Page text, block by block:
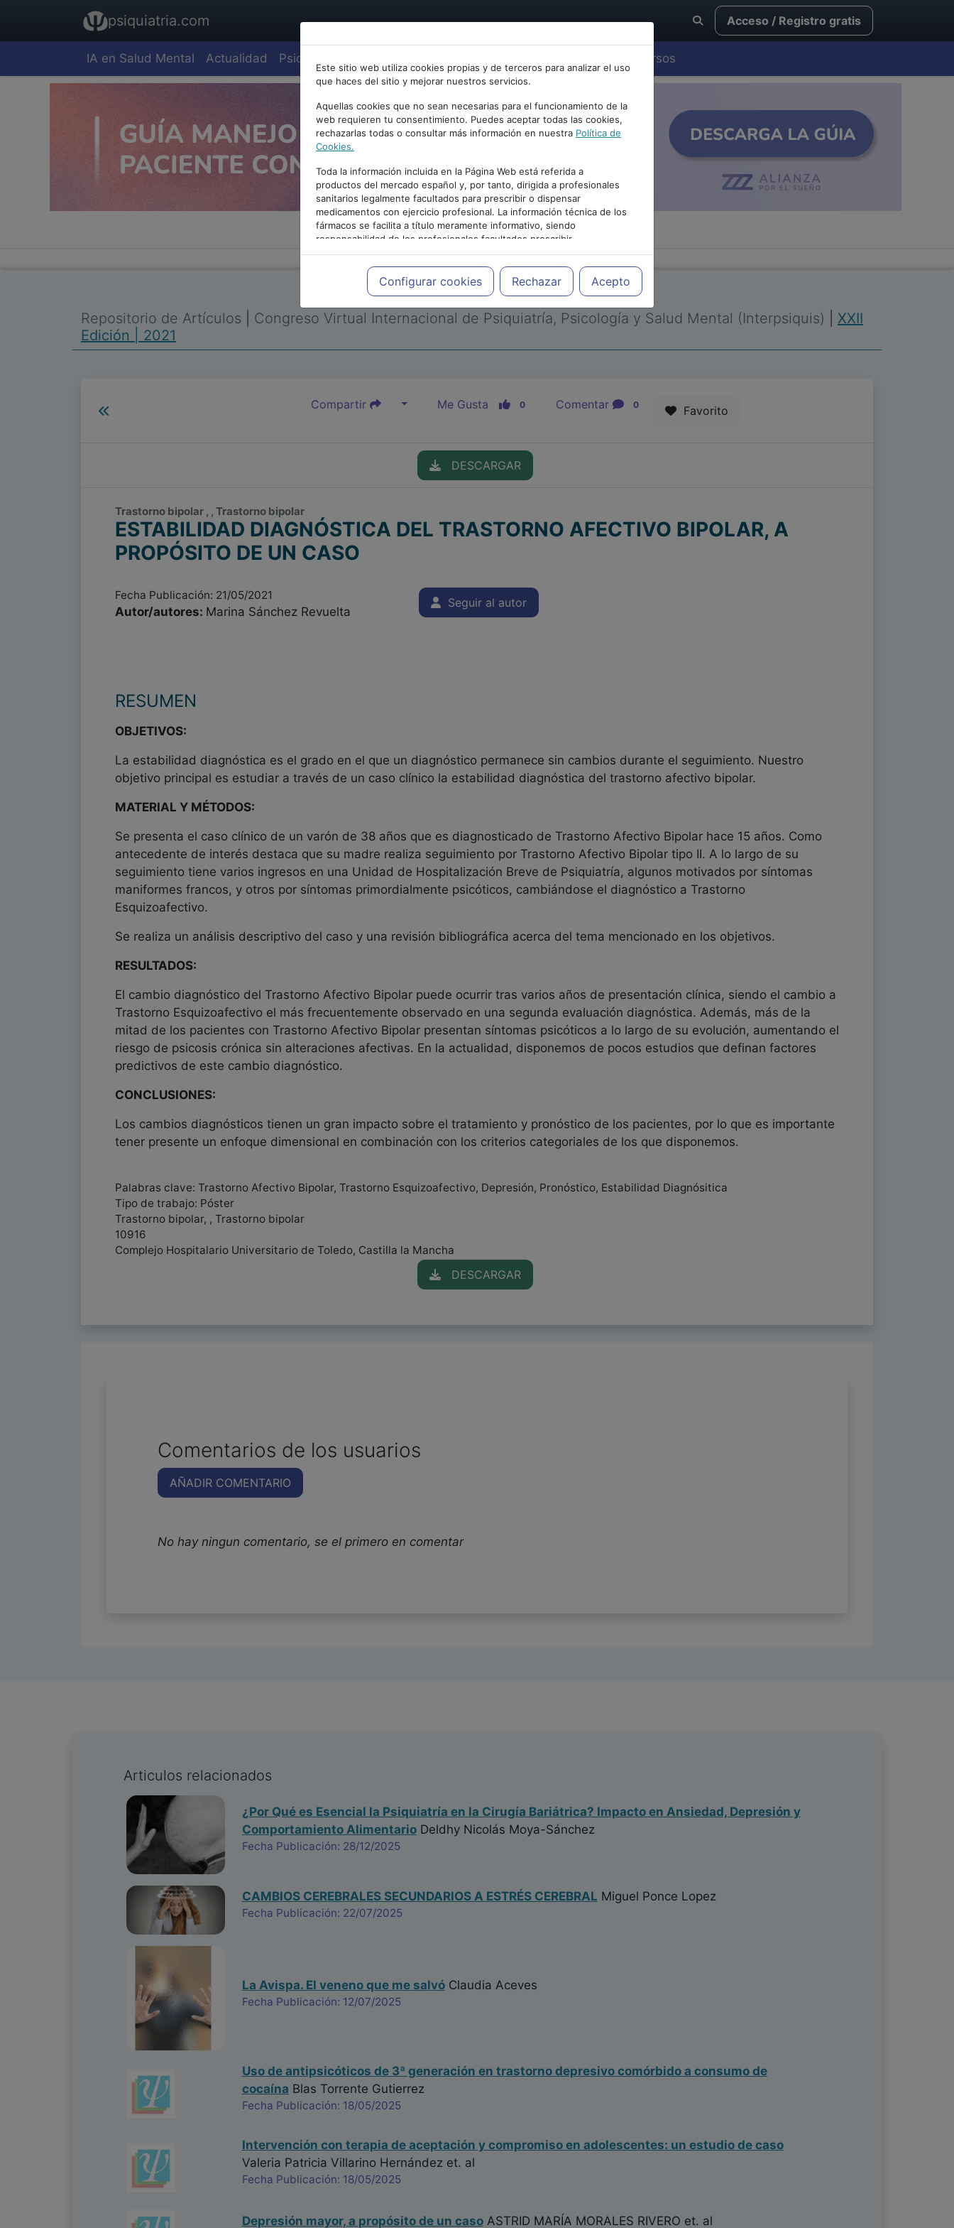
psiquiatria.com Acceso / Registro gratis
IA en Salud Mental Actualidad Psiquiatría Cursos
Este sitio web utiliza cookies propias y de terceros para analizar el uso
que haces del sitio y mejorar nuestros servicios.
Aquellas cookies que no sean necesarias para el funcionamiento de la
web requieren tu consentimiento. Puedes aceptar todas las cookies,
rechazarlas todas o consultar más información en nuestra Política de
Cookies.
Toda la información incluida en la Página Web está referida a
productos del mercado español y, por tanto, dirigida a profesionales
sanitarios legalmente facultados para prescribir o dispensar
medicamentos con ejercicio profesional. La información técnica de los
fármacos se facilita a título meramente informativo, siendo
responsabilidad de los profesionales facultados prescribir
medicamentos y decidir, en cada caso concreto, el tratamiento más
adecuado a las necesidades del paciente.
Configurar cookies Rechazar Acepto
PUBLICIDAD
Repositorio de Artículos Congreso Virtual Internacional de Psiquiatría, Psicología y Salud Mental (Interpsiquis)
XXII
Edición | 2021
Compartir Me Gusta 0 Comentar 0 Favorito
DESCARGAR
Trastorno bipolar , , Trastorno bipolar
ESTABILIDAD DIAGNÓSTICA DEL TRASTORNO AFECTIVO BIPOLAR, A
PROPÓSITO DE UN CASO
Fecha Publicación: 21/05/2021
Autor/autores: Marina Sánchez Revuelta
Seguir al autor
RESUMEN
OBJETIVOS:
La estabilidad diagnóstica es el grado en el que un diagnóstico permanece sin cambios durante el seguimiento. Nuestro
objetivo principal es estudiar a través de un caso clínico la estabilidad diagnóstica del trastorno afectivo bipolar.
MATERIAL Y MÉTODOS:
Se presenta el caso clínico de un varón de 38 años que es diagnosticado de Trastorno Afectivo Bipolar hace 15 años. Como
antecedente de interés destaca que su madre realiza seguimiento por Trastorno Afectivo Bipolar tipo II. A lo largo de su
seguimiento tiene varios ingresos en una Unidad de Hospitalización Breve de Psiquiatría, algunos motivados por síntomas
maniformes francos, y otros por síntomas primordialmente psicóticos, cambiándose el diagnóstico a Trastorno
Esquizoafectivo.
Se realiza un análisis descriptivo del caso y una revisión bibliográfica acerca del tema mencionado en los objetivos.
RESULTADOS:
El cambio diagnóstico del Trastorno Afectivo Bipolar puede ocurrir tras varios años de presentación clínica, siendo el cambio a
Trastorno Esquizoafectivo el más frecuentemente observado en una segunda evaluación diagnóstica. Además, más de la
mitad de los pacientes con Trastorno Afectivo Bipolar presentan síntomas psicóticos a lo largo de su evolución, aumentando el
riesgo de psicosis crónica sin alteraciones afectivas. En la actualidad, disponemos de pocos estudios que definan factores
predictivos de este cambio diagnóstico.
CONCLUSIONES:
Los cambios diagnósticos tienen un gran impacto sobre el tratamiento y pronóstico de los pacientes, por lo que es importante
tener presente un enfoque dimensional en combinación con los criterios categoriales de los que disponemos.
Palabras clave: Trastorno Afectivo Bipolar, Trastorno Esquizoafectivo, Depresión, Pronóstico, Estabilidad Diagnósitica
Tipo de trabajo: Póster
Trastorno bipolar, , Trastorno bipolar
10916
Complejo Hospitalario Universitario de Toledo, Castilla la Mancha
DESCARGAR
Comentarios de los usuarios
AÑADIR COMENTARIO
No hay ningun comentario, se el primero en comentar
Articulos relacionados
¿Por Qué es Esencial la Psiquiatría en la Cirugía Bariátrica? Impacto en Ansiedad, Depresión y
Comportamiento AlimentarioDeldhy Nicolás Moya-Sánchez
Fecha Publicación: 28/12/2025
CAMBIOS CEREBRALES SECUNDARIOS A ESTRÉS CEREBRAL Miguel Ponce Lopez
Fecha Publicación: 22/07/2025
La Avispa. El veneno que me salvóClaudia Aceves
Fecha Publicación: 12/07/2025
Uso de antipsicóticos de 3ª generación en trastorno depresivo comórbido a consumo de
cocaína Blas Torrente Gutierrez
Fecha Publicación: 18/05/2025
Intervención con terapia de aceptación y compromiso en adolescentes: un estudio de caso
Valeria Patricia Villarino Hernándezet. al
Fecha Publicación: 18/05/2025
Depresión mayor, a propósito de un casoASTRID MARÍA MORALES RIVERO et. al